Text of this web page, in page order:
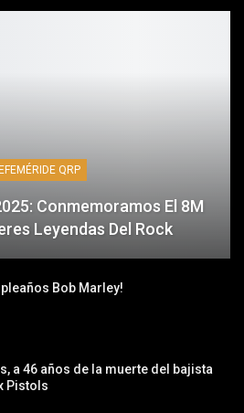
EFEMÉRIDE QRP
Conmemoramos El 8M
Leyendas Del Rock
Bob Marley!
a 46 años de la muerte del bajista
Pistols